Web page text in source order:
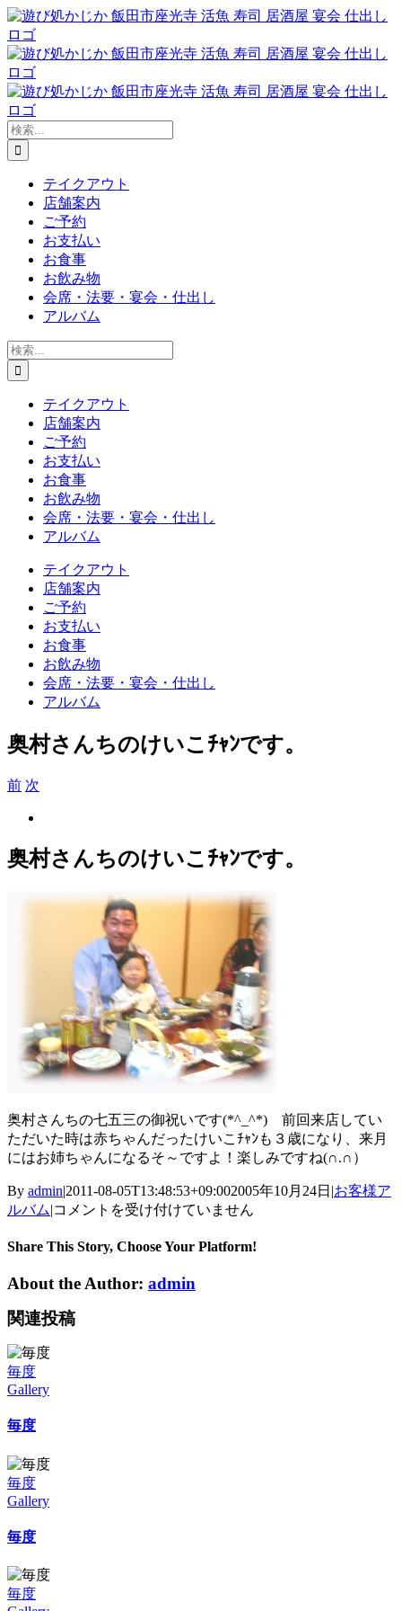
Skip
to
content
検
索
…
テイクアウト
店舗案内
ご予約
お支払い
お食事
お飲み物
会席・法要・宴会・仕出し
アルバム
検
索
…
テイクアウト
店舗案内
ご予約
お支払い
お食事
お飲み物
会席・法要・宴会・仕出し
アルバム
テイクアウト
店舗案内
ご予約
お支払い
お食事
お飲み物
会席・法要・宴会・仕出し
アルバム
奥村さんちのけいこﾁｬﾝです。
前 次
Image
奥村さんちのけいこﾁｬﾝです。
奥村さんちの七五三の御祝いです(*^_^*) 前回来店してい
ただいた時は赤ちゃんだったけいこﾁｬﾝも３歳になり、来月
にはお姉ちゃんになるそ～ですよ！楽しみですね(∩.∩）
By admin|2011-08-05T13:48:53+09:002005年10月24日 |お客様ア
ルバム|奥
さ
ち
け
コメントを受け付けていません
Share This Story, Choose Your Platform!
About the Author: admin
関連投稿
毎度
Gallery
毎度
毎度
Gallery
毎度
毎度